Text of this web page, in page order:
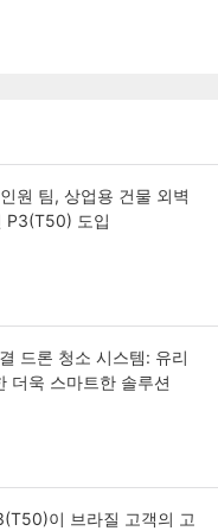
원 팀, 상업용 건물 외벽
P3(T50) 도입
드론 청소 시스템: 유리
더욱 스마트한 솔루션
이 브라질 고객의 고